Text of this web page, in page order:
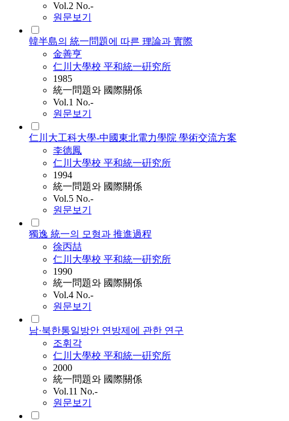
Vol.2 No.-
원문보기
韓半島의 統一問題에 따른 理論과 實際
金善亨
仁川大學校 平和統一硏究所
1985
統一問題와 國際關係
Vol.1 No.-
원문보기
仁川大工科大學-中國東北電力學院 學術交流方案
李德鳳
仁川大學校 平和統一硏究所
1994
統一問題와 國際關係
Vol.5 No.-
원문보기
獨逸 統一의 모형과 推進過程
徐丙喆
仁川大學校 平和統一硏究所
1990
統一問題와 國際關係
Vol.4 No.-
원문보기
남·북한통일방안 연방제에 관한 연구
조휘각
仁川大學校 平和統一硏究所
2000
統一問題와 國際關係
Vol.11 No.-
원문보기